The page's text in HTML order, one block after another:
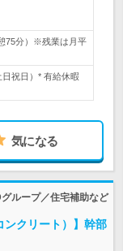
75分）※残業は月平
祝日）* 有給休暇
気になる
ループ／住宅補助など
ンクリート）】幹部